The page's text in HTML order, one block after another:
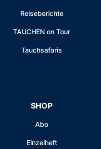
Reiseberichte
TAUCHEN on Tour
Tauchsafaris
SHOP
Abo
Einzelheft